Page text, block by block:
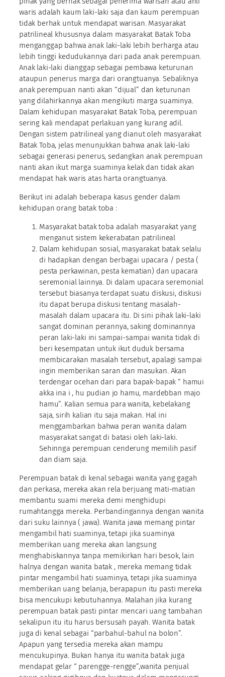
waris adalah kaum laki-laki saja dan kaum perempuan
tidak berhak untuk mendapat warisan. Masyarakat
patrilineal khususnya dalam masyarakat Batak Toba
menganggap bahwa anak laki-laki lebih berharga atau
lebih tinggi kedudukannya dari pada anak perempuan.
Anak laki-laki dianggap sebagai pembawa keturunan
ataupun penerus marga dari orangtuanya. Sebaliknya
anak perempuan nanti akan “dijual” dan keturunan
yang dilahirkannya akan mengikuti marga suaminya.
Dalam kehidupan masyarakat Batak Toba, perempuan
sering kali mendapat perlakuan yang kurang adil.
Dengan sistem patrilineal yang dianut oleh masyarakat
Batak Toba, jelas menunjukkan bahwa anak laki-laki
sebagai generasi penerus, sedangkan anak perempuan
nanti akan ikut marga suaminya kelak dan tidak akan
mendapat hak waris atas harta orangtuanya.
Berikut ini adalah beberapa kasus gender dalam
kehidupan orang batak toba :
Masyarakat batak toba adalah masyarakat yang
menganut sistem kekerabatan patrilineal
Dalam kehidupan sosial, masyarakat batak selalu
di hadapkan dengan berbagai upacara / pesta (
pesta perkawinan, pesta kematian) dan upacara
seremonial lainnya. Di dalam upacara seremonial
tersebut biasanya terdapat suatu diskusi, diskusi
itu dapat berupa diskusi tentang masalah-
masalah dalam upacara itu. Di sini pihak laki-laki
sangat dominan perannya, saking dominannya
peran laki-laki ini sampai-sampai wanita tidak di
beri kesempatan untuk ikut duduk bersama
membicarakan masalah tersebut, apalagi sampai
ingin memberikan saran dan masukan. Akan
terdengar ocehan dari para bapak-bapak “ hamui
akka ina i , hu pudian jo hamu, mardebban majo
hamu”. Kalian semua para wanita, kebelakang
saja, sirih kalian itu saja makan. Hal ini
menggambarkan bahwa peran wanita dalam
masyarakat sangat di batasi oleh laki-laki.
Sehinnga perempuan cenderung memilih pasif
dan diam saja.
Perempuan batak di kenal sebagai wanita yang gagah
dan perkasa, mereka akan rela berjuang mati-matian
membantu suami mereka demi menghidupi
rumahtangga mereka. Perbandingannya dengan wanita
dari suku lainnya ( jawa). Wanita jawa memang pintar
mengambil hati suaminya, tetapi jika suaminya
memberikan uang mereka akan langsung
menghabiskannya tanpa memikirkan hari besok, lain
halnya dengan wanita batak , mereka memang tidak
pintar mengambil hati suaminya, tetapi jika suaminya
memberikan uang belanja, berapapun itu pasti mereka
bisa mencukupi kebutuhannya. Malahan jika kurang
perempuan batak pasti pintar mencari uang tambahan
sekalipun itu itu harus bersusah payah. Wanita batak
juga di kenal sebagai “parbahul-bahul na bolon”.
Apapun yang tersedia mereka akan mampu
mencukupinya. Bukan hanya itu wanita batak juga
mendapat gelar “ parengge-rengge”,wanita penjual